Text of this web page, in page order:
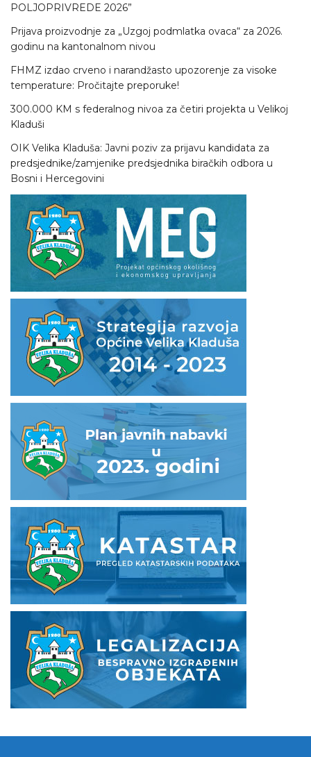
POLJOPRIVREDE 2026”
Prijava proizvodnje za „Uzgoj podmlatka ovaca“ za 2026.
godinu na kantonalnom nivou
FHMZ izdao crveno i narandžasto upozorenje za visoke
temperature: Pročitajte preporuke!
300.000 KM s federalnog nivoa za četiri projekta u Velikoj
Kladuši
OIK Velika Kladuša: Javni poziv za prijavu kandidata za
predsjednike/zamjenike predsjednika biračkih odbora u
Bosni i Hercegovini